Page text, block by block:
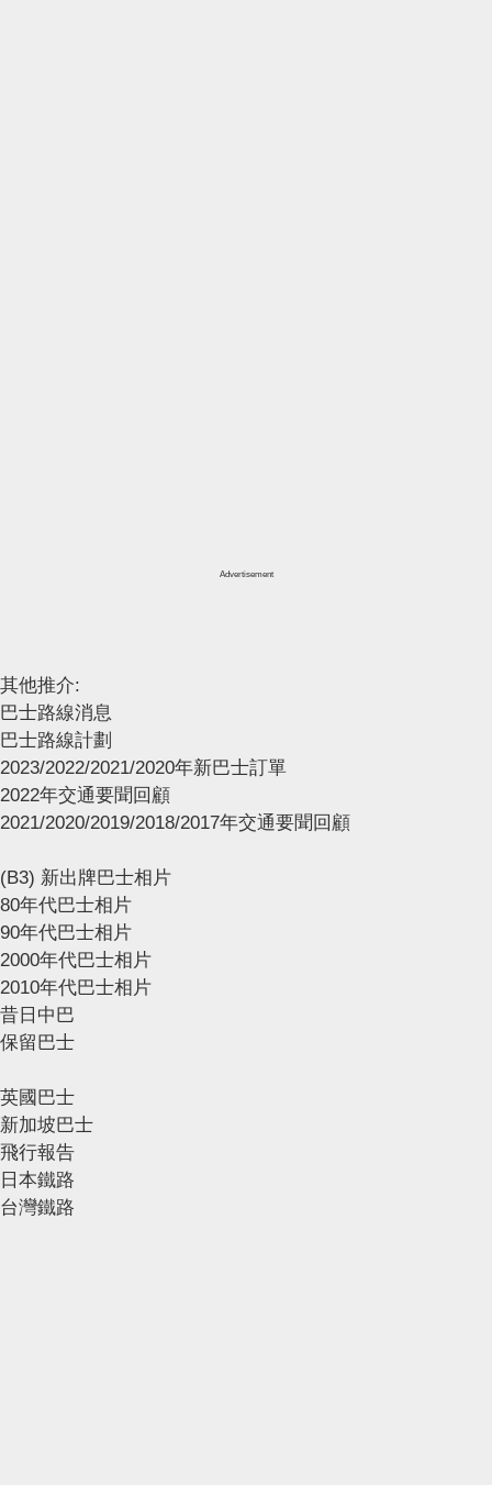
Advertisement
其他推介:
巴士路線消息
巴士路線計劃
2023/2022/2021/2020年新巴士訂單
2022年交通要聞回顧
2021/2020/2019/2018/2017年交通要聞回顧
(B3) 新出牌巴士相片
80年代巴士相片
90年代巴士相片
2000年代巴士相片
2010年代巴士相片
昔日中巴
保留巴士
英國巴士
新加坡巴士
飛行報告
日本鐵路
台灣鐵路